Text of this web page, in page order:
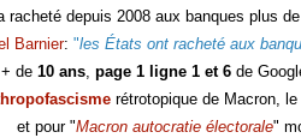
racheté depuis 2008 aux banques plus de
Barnier: "les États ont racheté aux
de 10 ans, page 1 ligne 1 et 6 de
rétrotopique de Macron,
et pour "Macron autocratie électorale"